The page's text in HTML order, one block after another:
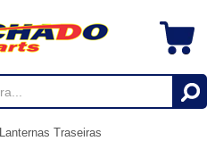
Lanternas Traseiras